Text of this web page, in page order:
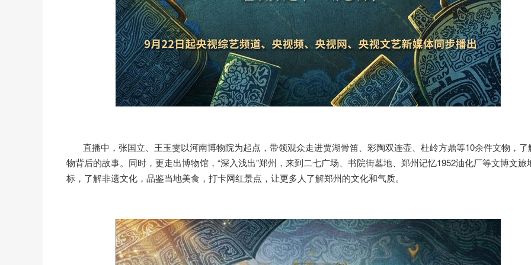
直播中，张国立、王玉雯以河南博物院为起点，带领观众走进贾湖骨笛、彩陶双连壶、杜岭方鼎等10余件文物，了
物背后的故事。同时，更走出博物馆，“深入浅出”郑州，来到二七广场、书院街墓地、郑州记忆1952油化厂等文博文旅
标，了解非遗文化，品鉴当地美食，打卡网红景点，让更多人了解郑州的文化和气质。